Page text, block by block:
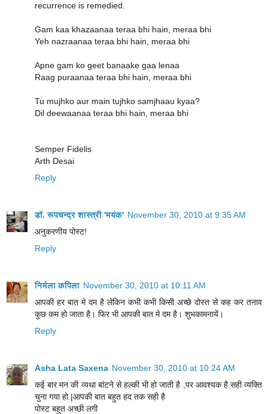
recurrence is remedied.
Gam kaa khazaanaa teraa bhi hain, meraa bhi
Yeh nazraanaa teraa bhi hain, meraa bhi
Apne gam ko geet banaake gaa lenaa
Raag puraanaa teraa bhi hain, meraa bhi
Tu mujhko aur main tujhko samjhaau kyaa?
Dil deewaanaa teraa bhi hain, meraa bhi
Semper Fidelis
Arth Desai
Reply
डॉ. रूपचन्द्र शास्त्री 'मयंक' November 30, 2010 at 9:35 AM
अनुकरणीय पोस्ट!
Reply
निर्मला कपिला November 30, 2010 at 10:11 AM
आपकी हर बात मे दम है लेकिन कभी कभी किसी अच्छे दोस्त से कह कर तनाव
कुछ कम हो जाता है। फिर भी आपकी बात मे दम है। शुभकामनायें।
Reply
Asha Lata Saxena November 30, 2010 at 10:24 AM
कई बार मन की व्यथा बांटने से हल्की भी हो जाती है ,पर आवश्यक है सही व्यक्ति
चुना गया हो |आपकी बात बहुत हद तक सही है
पोस्ट बहुत अच्छी लगी